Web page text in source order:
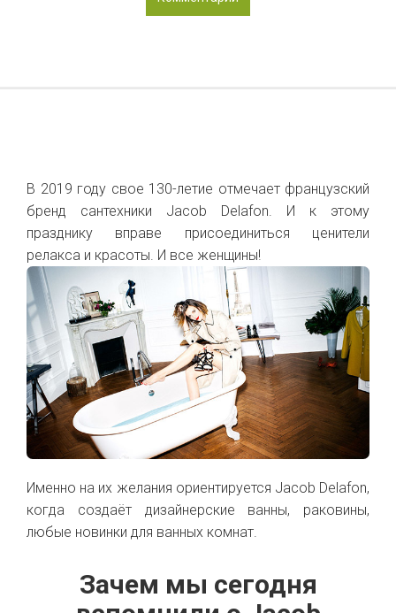
В 2019 году свое 130-летие отмечает французский
бренд сантехники Jacob Delafon. И к этому
празднику вправе присоединиться ценители
релакса и красоты. И все женщины!
Именно на их желания ориентируется Jacob Delafon,
когда создаёт дизайнерские ванны, раковины,
любые новинки для ванных комнат.
Зачем мы сегодня